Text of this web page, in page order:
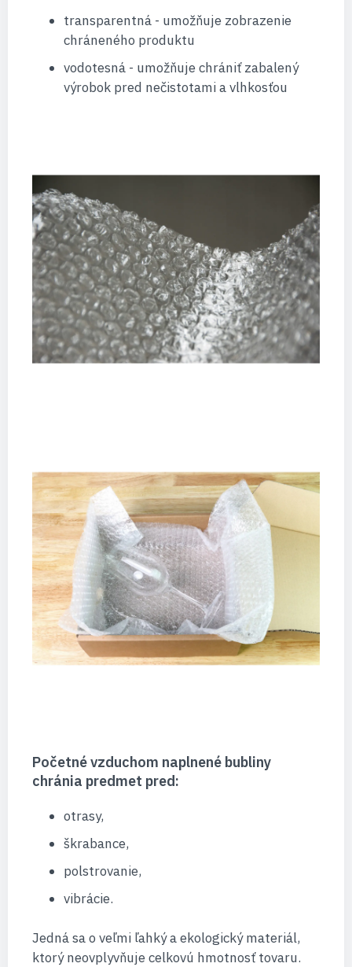
transparentná - umožňuje zobrazenie
chráneného produktu
vodotesná - umožňuje chrániť zabalený
výrobok pred nečistotami a vlhkosťou
Početné vzduchom naplnené bubliny
chránia predmet pred:
otrasy,
škrabance,
polstrovanie,
vibrácie.
Jedná sa o veľmi ľahký a ekologický materiál,
ktorý neovplyvňuje celkovú hmotnosť tovaru.